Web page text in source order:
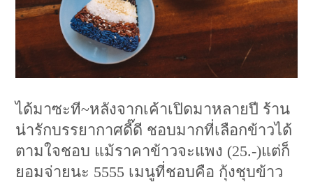
ได้มาซะที~หลังจากเค้าเปิดมาหลายปี ร้าน
น่ารักบรรยากาศดี๊ดี ชอบมากที่เลือกข้าวได้
ตามใจชอบ แม้ราคาข้าวจะแพง (25.-)แต่ก็
ยอมจ่ายนะ 5555 เมนูที่ชอบคือ กุ้งชุบข้าว